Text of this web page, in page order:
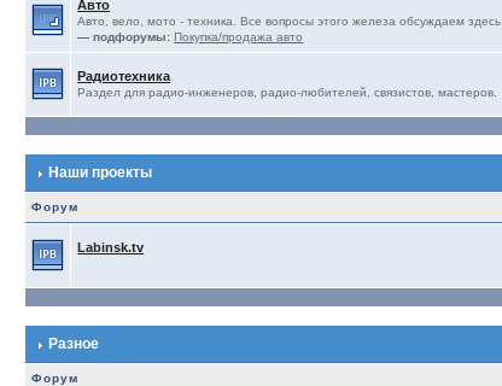
Авто
Авто, вело, мото - техника. Все вопросы этого железа обсуждаем здесь.
— подфорумы: Покупка/продажа авто
Радиотехника
Раздел для радио-инженеров, радио-любителей, связистов, мастеров.
Наши проекты
Форум
Labinsk.tv
Разное
Форум